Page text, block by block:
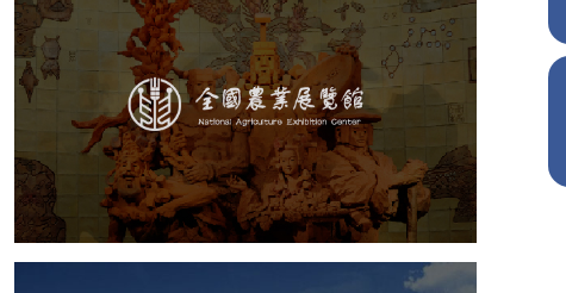
农业展览馆
文化艺术 展馆网站建设
博物馆展厅设计
数字博物馆建设
展厅空间设计
企业展厅设计
公司展厅设计
北京展厅设计 产品展厅设计